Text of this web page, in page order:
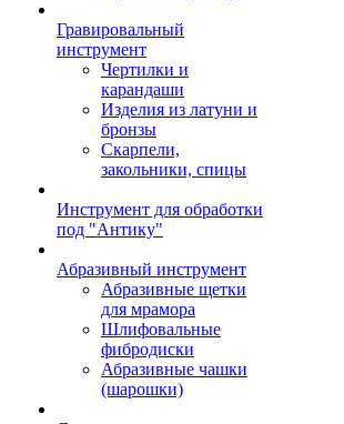
Гравировальный
инструмент
Чертилки и
карандаши
Изделия из латуни и
бронзы
Скарпели,
закольники, спицы
Инструмент для обработки
под "Антику"
Абразивный инструмент
Абразивные щетки
для мрамора
Шлифовальные
фибродиски
Абразивные чашки
(шарошки)